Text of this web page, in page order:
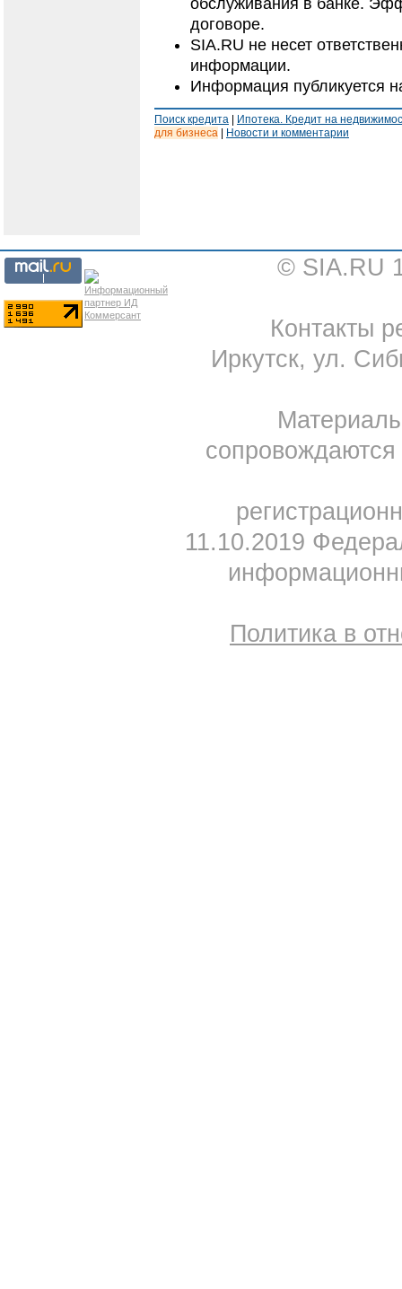
обслуживания в банке.
договоре.
SIA.RU не несет
информации.
Информация публикуется
Поиск кредита
Ипотека. Кредит на
для бизнеса
Новости и комментарии
© SIA.RU
Контакты
Иркутск, ул.
11.10.2019
Политика в